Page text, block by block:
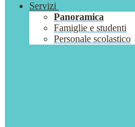
Servizi
Panoramica
Famiglie e studenti
Personale scolastico